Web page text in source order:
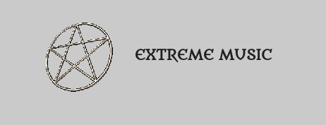
contenu
principal
EXTREME MUSIC